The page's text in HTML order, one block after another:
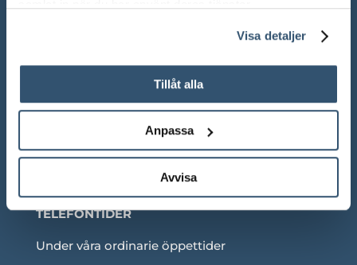
Visa detaljer
Tillåt alla
Anpassa
Avvisa
Telefon: 042 – 22 55 59
TELEFONTIDER
Under våra ordinarie öppettider